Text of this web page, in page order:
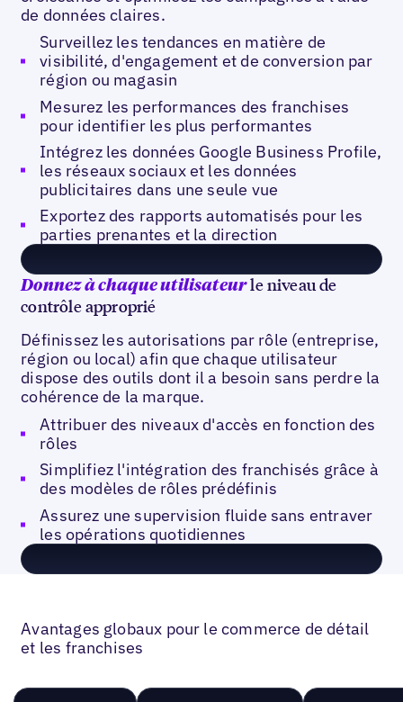
de données claires.
Surveillez les tendances en matière de
visibilité, d'engagement et de conversion par
région ou magasin
Mesurez les performances des franchises
pour identifier les plus performantes
Intégrez les données Google Business Profile,
les réseaux sociaux et les données
publicitaires dans une seule vue
Exportez des rapports automatisés pour les
parties prenantes et la direction
Donnez à chaque utilisateurle niveau de
contrôle approprié
Définissez les autorisations par rôle (entreprise,
région ou local) afin que chaque utilisateur
dispose des outils dont il a besoin sans perdre la
cohérence de la marque.
Attribuer des niveaux d'accès en fonction des
rôles
Simplifiez l'intégration des franchisés grâce à
des modèles de rôles prédéfinis
Assurez une supervision fluide sans entraver
les opérations quotidiennes
Avantages globaux pour le commerce de détail
et les franchises